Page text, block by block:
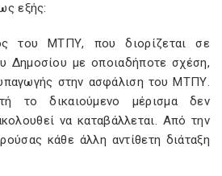
εξής:
του ΜΤΠΥ, που διορίζεται σε
Δημοσίου με οποιαδήποτε σχέση,
στην ασφάλιση του ΜΤΠΥ.
το δικαιούμενο μέρισμα δεν
να καταβάλλεται. Από την
κάθε άλλη αντίθετη διάταξη